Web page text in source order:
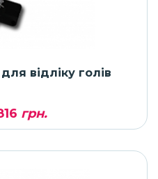
відліку голів
грн.